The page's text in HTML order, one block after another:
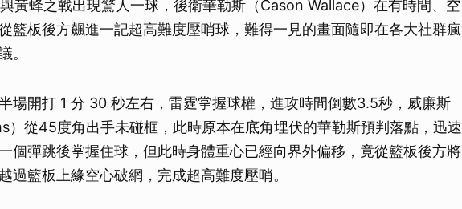
黃蜂之戰出現驚人一球，後衛華勒斯（Cason Wallace）在有時間、空
籃板後方飆進一記超高難度壓哨球，難得一見的畫面隨即在各大社群瘋
。
場開打 1 分 30 秒左右，雷霆掌握球權，進攻時間倒數3.5秒，威廉斯
）從45度角出手未碰框，此時原本在底角埋伏的華勒斯預判落點，迅速
個彈跳後掌握住球，但此時身體重心已經向界外偏移，竟從籃板後方將
過籃板上緣空心破網，完成超高難度壓哨。